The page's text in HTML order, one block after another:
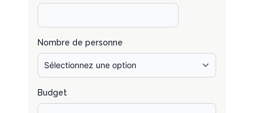
Nombre de personne
Budget